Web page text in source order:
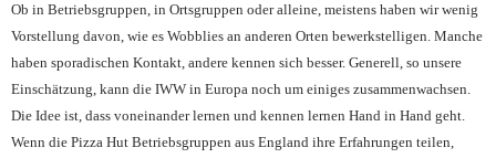
Ob in Betriebsgruppen, in Ortsgruppen oder alleine, meistens haben wir wenig
Vorstellung davon, wie es Wobblies an anderen Orten bewerkstelligen. Manche
haben sporadischen Kontakt, andere kennen sich besser. Generell, so unsere
Einschätzung, kann die IWW in Europa noch um einiges zusammenwachsen.
Die Idee ist, dass voneinander lernen und kennen lernen Hand in Hand geht.
Wenn die Pizza Hut Betriebsgruppen aus England ihre Erfahrungen teilen,